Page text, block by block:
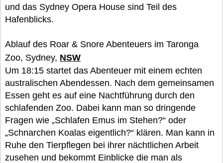
und das Sydney Opera House sind Teil des
Hafenblicks.
Ablauf des Roar & Snore Abenteuers im Taronga
Zoo, Sydney, NSW
Um 18:15 startet das Abenteuer mit einem echten
australischen Abendessen. Nach dem gemeinsamen
Essen geht es auf eine Nachtführung durch den
schlafenden Zoo. Dabei kann man so dringende
Fragen wie „Schlafen Emus im Stehen?“ oder
„Schnarchen Koalas eigentlich?“ klären. Man kann in
Ruhe den Tierpflegen bei ihrer nächtlichen Arbeit
zusehen und bekommt Einblicke die man als